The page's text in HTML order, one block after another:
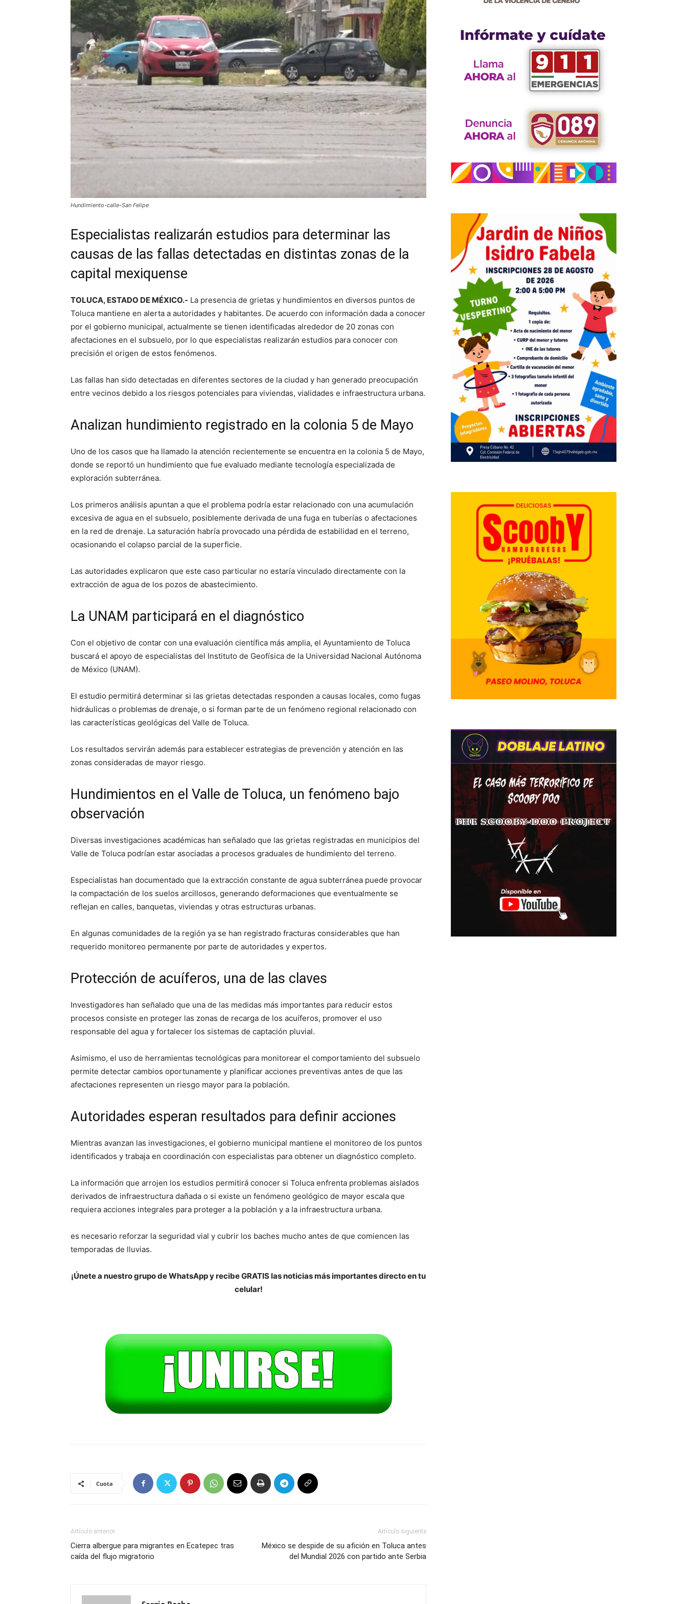
Hundimiento-calle-San Felipe
Especialistas realizarán estudios para determinar las
causas de las fallas detectadas en distintas zonas de la
capital mexiquense
TOLUCA, ESTADO DE MÉXICO.- La presencia de grietas y hundimientos en diversos puntos de
Toluca mantiene en alerta a autoridades y habitantes. De acuerdo con información dada a conocer
por el gobierno municipal, actualmente se tienen identificadas alrededor de 20 zonas con
afectaciones en el subsuelo, por lo que especialistas realizarán estudios para conocer con
precisión el origen de estos fenómenos.
Las fallas han sido detectadas en diferentes sectores de la ciudad y han generado preocupación
entre vecinos debido a los riesgos potenciales para viviendas, vialidades e infraestructura urbana.
Analizan hundimiento registrado en la colonia 5 de Mayo
Uno de los casos que ha llamado la atención recientemente se encuentra en la colonia 5 de Mayo,
donde se reportó un hundimiento que fue evaluado mediante tecnología especializada de
exploración subterránea.
Los primeros análisis apuntan a que el problema podría estar relacionado con una acumulación
excesiva de agua en el subsuelo, posiblemente derivada de una fuga en tuberías o afectaciones
en la red de drenaje. La saturación habría provocado una pérdida de estabilidad en el terreno,
ocasionando el colapso parcial de la superficie.
Las autoridades explicaron que este caso particular no estaría vinculado directamente con la
extracción de agua de los pozos de abastecimiento.
La UNAM participará en el diagnóstico
Con el objetivo de contar con una evaluación científica más amplia, el Ayuntamiento de Toluca
buscará el apoyo de especialistas del Instituto de Geofísica de la Universidad Nacional Autónoma
de México (UNAM).
El estudio permitirá determinar si las grietas detectadas responden a causas locales, como fugas
hidráulicas o problemas de drenaje, o si forman parte de un fenómeno regional relacionado con
las características geológicas del Valle de Toluca.
Los resultados servirán además para establecer estrategias de prevención y atención en las
zonas consideradas de mayor riesgo.
Hundimientos en el Valle de Toluca, un fenómeno bajo
observación
Diversas investigaciones académicas han señalado que las grietas registradas en municipios del
Valle de Toluca podrían estar asociadas a procesos graduales de hundimiento del terreno.
Especialistas han documentado que la extracción constante de agua subterránea puede provocar
la compactación de los suelos arcillosos, generando deformaciones que eventualmente se
reflejan en calles, banquetas, viviendas y otras estructuras urbanas.
En algunas comunidades de la región ya se han registrado fracturas considerables que han
requerido monitoreo permanente por parte de autoridades y expertos.
Protección de acuíferos, una de las claves
Investigadores han señalado que una de las medidas más importantes para reducir estos
procesos consiste en proteger las zonas de recarga de los acuíferos, promover el uso
responsable del agua y fortalecer los sistemas de captación pluvial.
Asimismo, el uso de herramientas tecnológicas para monitorear el comportamiento del subsuelo
permite detectar cambios oportunamente y planificar acciones preventivas antes de que las
afectaciones representen un riesgo mayor para la población.
Autoridades esperan resultados para definir acciones
Mientras avanzan las investigaciones, el gobierno municipal mantiene el monitoreo de los puntos
identificados y trabaja en coordinación con especialistas para obtener un diagnóstico completo.
La información que arrojen los estudios permitirá conocer si Toluca enfrenta problemas aislados
derivados de infraestructura dañada o si existe un fenómeno geológico de mayor escala que
requiera acciones integrales para proteger a la población y a la infraestructura urbana.
es necesario reforzar la seguridad vial y cubrir los baches mucho antes de que comiencen las
temporadas de lluvias.
¡Únete a nuestro grupo de WhatsApp y recibe GRATIS las noticias más importantes directo en tu
celular!
Cuota
Artículo anterior
Cierra albergue para migrantes en Ecatepec tras
caída del flujo migratorio
Artículo siguiente
México se despide de su afición en Toluca antes
del Mundial 2026 con partido ante Serbia